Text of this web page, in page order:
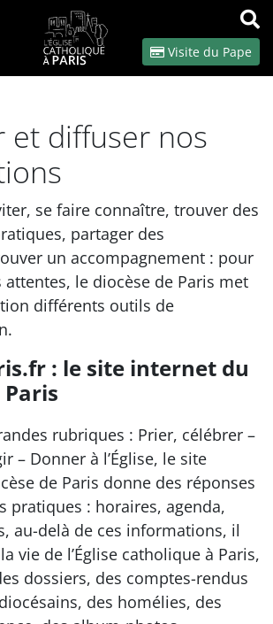
OK
Visite du Pape
et diffuser nos
se faire connaître, trouver des
partager des
un accompagnement : pour
attentes, le diocèse de Paris met
différents outils de
: le site internet du
Paris
rubriques : Prier, célébrer –
– Donner à l’Église, le site
de Paris donne des réponses
pratiques : horaires, agenda,
au-delà de ces informations, il
vie de l’Église catholique à Paris,
dossiers, des comptes-rendus
des homélies, des
des cookies